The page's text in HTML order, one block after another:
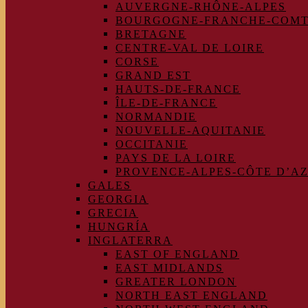
AUVERGNE-RHÔNE-ALPES
BOURGOGNE-FRANCHE-
BRETAGNE
CENTRE-VAL DE LOIRE
CORSE
GRAND EST
HAUTS-DE-FRANCE
ÎLE-DE-FRANCE
NORMANDIE
NOUVELLE-AQUITANIE
OCCITANIE
PAYS DE LA LOIRE
PROVENCE-ALPES-CÔTE
GALES
GEORGIA
GRECIA
HUNGRÍA
INGLATERRA
EAST OF ENGLAND
EAST MIDLANDS
GREATER LONDON
NORTH EAST ENGLAND